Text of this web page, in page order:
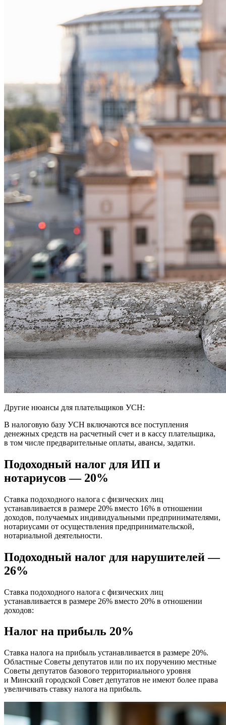
Другие нюансы для плательщиков УСН:
В налоговую базу УСН включаются все поступления
денежных средств на расчетный счет и в кассу плательщика,
в том числе предварительные оплаты, авансы, задатки.
Подоходный налог для ИП и
нотариусов — 20%
Ставка подоходного налога с физических лиц
устанавливается в размере 20% вместо 16% в отношении
доходов, получаемых индивидуальными предпринимателями,
нотариусами от осуществления предпринимательской,
нотариальной деятельности.
Подоходный налог для нарушителей —
26%
Ставка подоходного налога с физических лиц
устанавливается в размере 26% вместо 20% в отношении
доходов:
Налог на прибыль 20%
Ставка налога на прибыль устанавливается в размере 20%.
Областные Советы депутатов или по их поручению местные
Советы депутатов базового территориального уровня
и Минский городской Совет депутатов не имеют более права
увеличивать ставку налога на прибыль.